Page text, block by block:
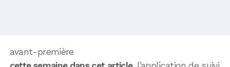
avant-première